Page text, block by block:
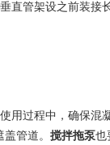
管架设之前装
用过程中，确保混
管道。 搅拌拖泵也